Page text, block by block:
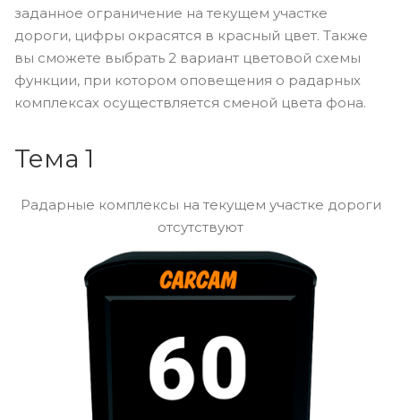
автомобиля. Оповещение о стационарных радарах
и камерах осуществляется звуковым
уведомлением, а также посредством смены цвета
цифр. При отсутствии поблизости радарных
комплексов, цифры отображаются в белом цвете.
цифры окрашиваются в желтый цвет. В случае,
заданное ограничение на текущем участке
дороги, цифры окрасятся в красный цвет. Также
вы сможете выбрать 2 вариант цветовой схемы
функции, при котором оповещения о радарных
комплексах осуществляется сменой цвета фона.
Тема 1
Радарные комплексы на текущем участке дороги